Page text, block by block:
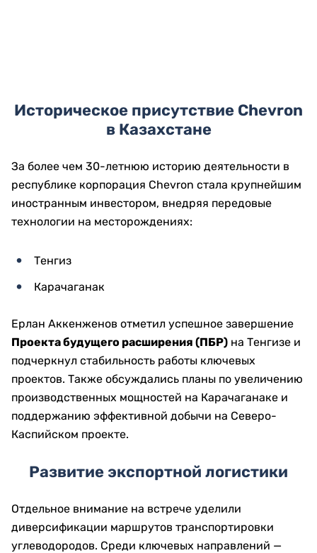
Историческое присутствие Chevron
в Казахстане
За более чем 30-летнюю историю деятельности в
республике корпорация Chevron стала крупнейшим
иностранным инвестором, внедряя передовые
технологии на месторождениях:
Тенгиз
Карачаганак
Ерлан Аккенженов отметил успешное завершение
Проекта будущего расширения (ПБР) на Тенгизе и
подчеркнул стабильность работы ключевых
проектов. Также обсуждались планы по увеличению
производственных мощностей на Карачаганаке и
поддержанию эффективной добычи на Северо-
Каспийском проекте.
Развитие экспортной логистики
Отдельное внимание на встрече уделили
диверсификации маршрутов транспортировки
углеводородов. Среди ключевых направлений —